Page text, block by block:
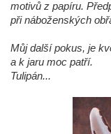
motivů z papíru.
při náboženských
Můj další pokus, je
a k jaru moc patří.
Tulipán...